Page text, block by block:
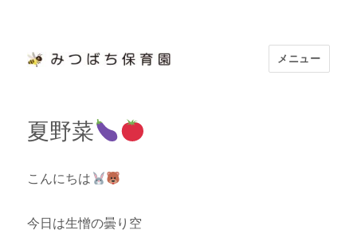
メニュー
夏野菜
こんにちは
今日は生憎の曇り空